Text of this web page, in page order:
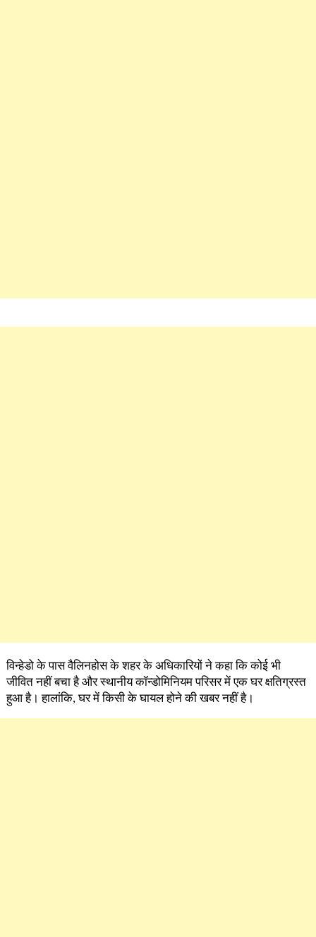
विन्हेडो के पास वैलिनहोस के शहर के अधिकारियों ने कहा कि कोई भी
जीवित नहीं बचा है और स्थानीय कॉन्डोमिनियम परिसर में एक घर क्षतिग्रस्त
हुआ है। हालांकि, घर में किसी के घायल होने की खबर नहीं है।